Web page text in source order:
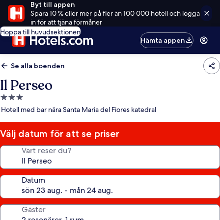
Byt till appen
Spara 10 % eller mer på fler än 100 000 hotell och logga
in för att tjäna förmåner
Hoppa till huvudsektionen
Hämta appen
Se alla boenden
Il Perseo
3.0-
stjärnigt
Hotell med bar nära Santa Maria del Fiores katedral
Välj datum för att se priser
Vart reser du?
Datum
Gäster